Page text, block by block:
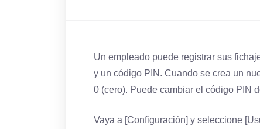
Un empleado puede registrar sus
y un código PIN. Cuando se crea un
0 (cero). Puede cambiar el código PIN
Vaya a [Configuración] y seleccione